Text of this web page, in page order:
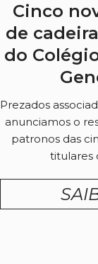
Cinco
de
do
Prezados
anunciamos o
patronos das
titulares